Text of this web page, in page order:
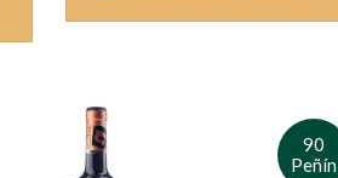
90
Peñín